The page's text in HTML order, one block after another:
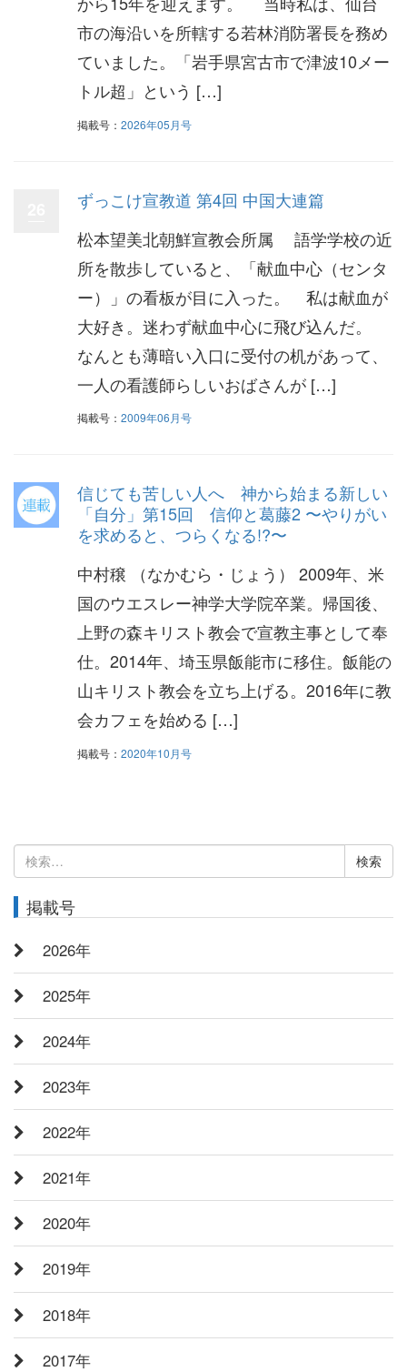
市の海沿いを所轄する若林消防署長を務め
ていました。「岩手県宮古市で津波10メー
トル超」という […]
掲載号： 2026年05月号
ずっこけ宣教道 第4回 中国大連篇
松本望美北朝鮮宣教会所属 語学学校の近
所を散歩していると、「献血中心（センタ
ー）」の看板が目に入った。 私は献血が
大好き。迷わず献血中心に飛び込んだ。
なんとも薄暗い入口に受付の机があって、
一人の看護師らしいおばさんが […]
掲載号： 2009年06月号
信じても苦しい人へ 神から始まる新しい
「自分」第15回 信仰と葛藤2 〜やりがい
を求めると、つらくなる!?〜
中村穣 （なかむら・じょう） 2009年、米
国のウエスレー神学大学院卒業。帰国後、
上野の森キリスト教会で宣教主事として奉
仕。2014年、埼玉県飯能市に移住。飯能の
山キリスト教会を立ち上げる。2016年に教
会カフェを始める […]
掲載号： 2020年10月号
検
索:
掲載号
2026年
2025年
2024年
2023年
2022年
2021年
2020年
2019年
2018年
2017年